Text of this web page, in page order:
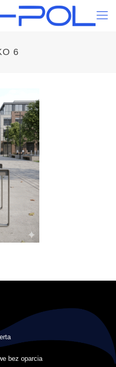
6
bez oparcia